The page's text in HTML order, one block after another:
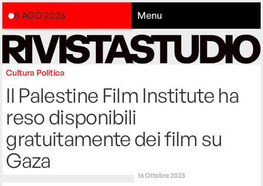
8 AGO 2026 Menu
Cultura Politica
Il Palestine Film Institute ha
reso disponibili
gratuitamente dei film su
Gaza
16 Ottobre 2023